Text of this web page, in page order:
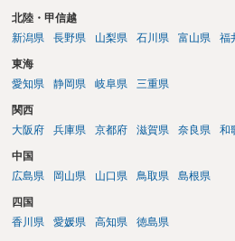
北陸・甲信越
新潟県
長野県 山梨県 石川県 富山県 福
東海
愛知県
静岡県 岐阜県 三重県
関西
大阪府
兵庫県 京都府 滋賀県 奈良県 和
中国
広島県
岡山県 山口県 鳥取県 島根県
四国
香川県
愛媛県 高知県 徳島県